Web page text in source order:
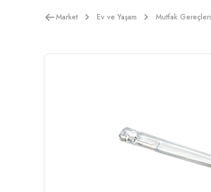
Market Ev ve Yaşam Mutfak Gereçleri